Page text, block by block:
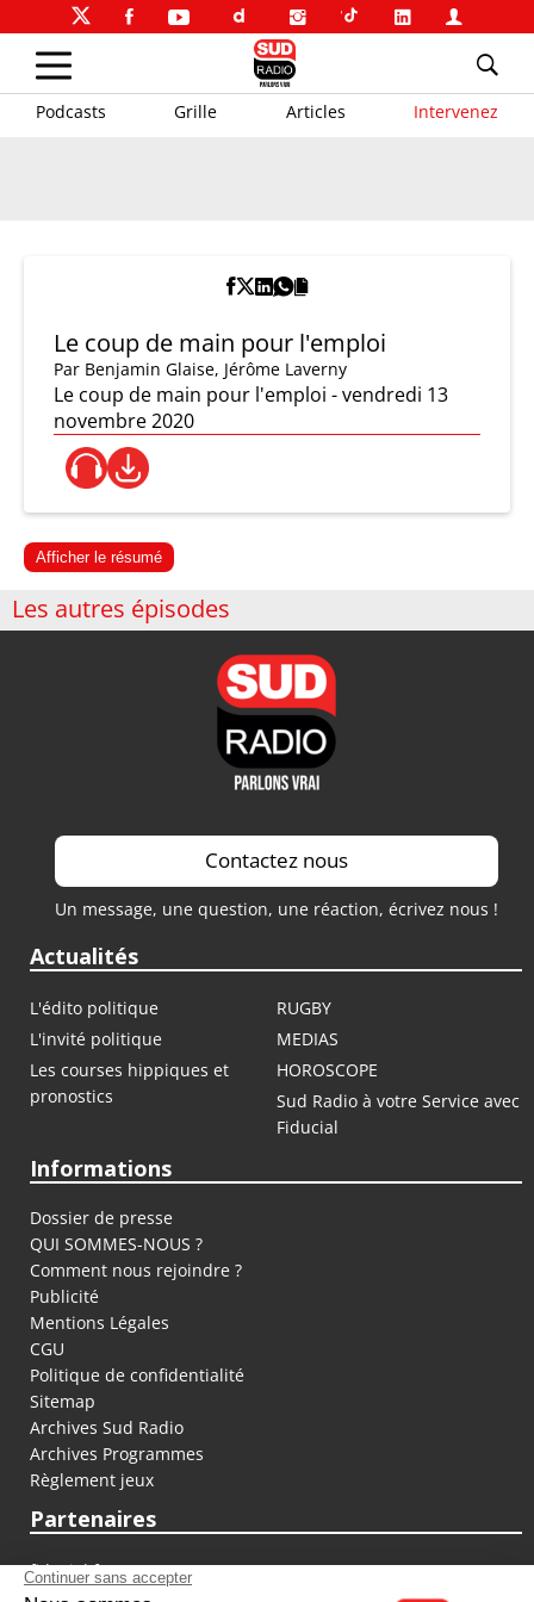
Podcasts Grille Articles Intervenez
Le coup de main pour l'emploi
Par Benjamin Glaise, Jérôme Laverny
Le coup de main pour l'emploi - vendredi 13
novembre 2020
Afficher le résumé
Les autres épisodes
Contactez nous
Un message, une question, une réaction, écrivez nous !
Actualités
L'édito politique
RUGBY
L'invité politique
MEDIAS
Les courses hippiques et
pronostics
HOROSCOPE
Sud Radio à votre Service avec
Fiducial
Informations
Dossier de presse
QUI SOMMES-NOUS ?
Comment nous rejoindre ?
Publicité
Mentions Légales
CGU
Politique de confidentialité
Sitemap
Archives Sud Radio
Archives Programmes
Règlement jeux
Partenaires
fiducial.fr